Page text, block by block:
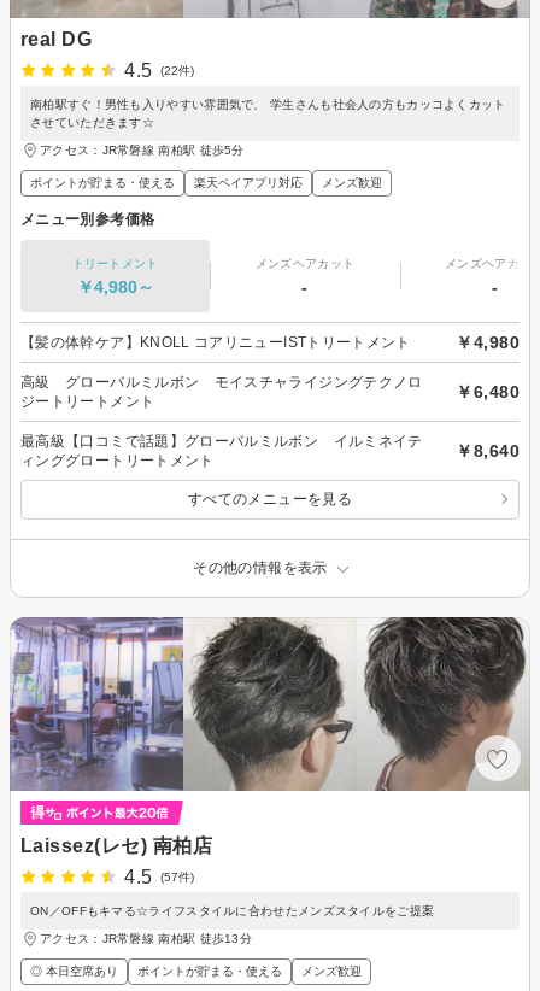
real DG
4.5
(22件)
南柏駅すぐ！男性も入りやすい雰囲気で、 学生さんも社会人の方もカッコよくカット
させていただきます☆
アクセス：JR常磐線 南柏駅 徒歩5分
ポイントが貯まる・使える 楽天ペイアプリ対応 メンズ歓迎
メニュー別参考価格
トリートメント
￥4,980～
メンズヘアカット
-
メンズヘアカラ
-
【髪の体幹ケア】KNOLL コアリニューISTトリートメント ￥4,980
高級 グローバルミルボン モイスチャライジングテクノロ
ジートリートメント
￥6,480
最高級【口コミで話題】グローバルミルボン イルミネイテ
ィンググロートリートメント
￥8,640
すべてのメニューを見る
その他の情報を表示
Laissez(レセ) 南柏店
4.5
(57件)
ON／OFFもキマる☆ライフスタイルに合わせたメンズスタイルをご提案
アクセス：JR常磐線 南柏駅 徒歩13分
◎ 本日空席あり ポイントが貯まる・使える メンズ歓迎